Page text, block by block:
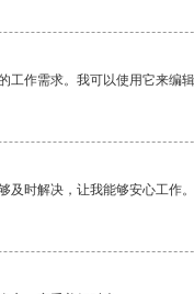
作需求。我可以使用它来编
时解决，让我能够安心工作。